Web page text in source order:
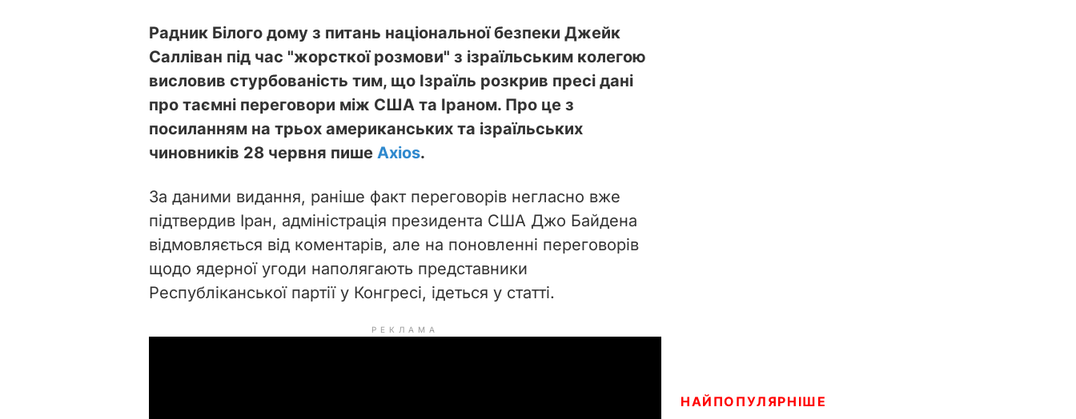
Радник Білого дому з питань національної безпеки Джейк
Салліван під час "жорсткої розмови" з ізраїльським колегою
висловив стурбованість тим, що Ізраїль розкрив пресі дані
про таємні переговори між США та Іраном. Про це з
посиланням на трьох американських та ізраїльських
чиновників 28 червня пише Аxios.
За даними видання, раніше факт переговорів негласно вже
підтвердив Іран, адміністрація президента США Джо Байдена
відмовляється від коментарів, але на поновленні переговорів
щодо ядерної угоди наполягають представники
Республіканської партії у Конгресі, ідеться у статті.
РЕКЛАМА
НАЙПОПУЛЯРНІШЕ